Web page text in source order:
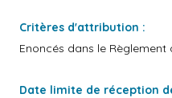
Critères d'attribution :
Enoncés dans le
Date limite de réception